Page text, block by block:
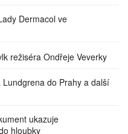
Dermacol ve
režiséra Ondřeje Veverky
do Prahy a další
ukazuje
hloubky